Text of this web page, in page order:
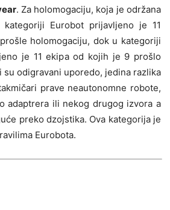
. Za holomogaciju, koja je održana
Eurobot prijavljeno je 11
holomogaciju, dok u kategoriji
je 11 ekipa od kojih je 9 prošlo
su odigravani uporedo, jedina razlika
prave neautonomne robote,
adaptrera ili nekog drugog izvora a
preko dzojstika. Ova kategorija je
Eurobota.